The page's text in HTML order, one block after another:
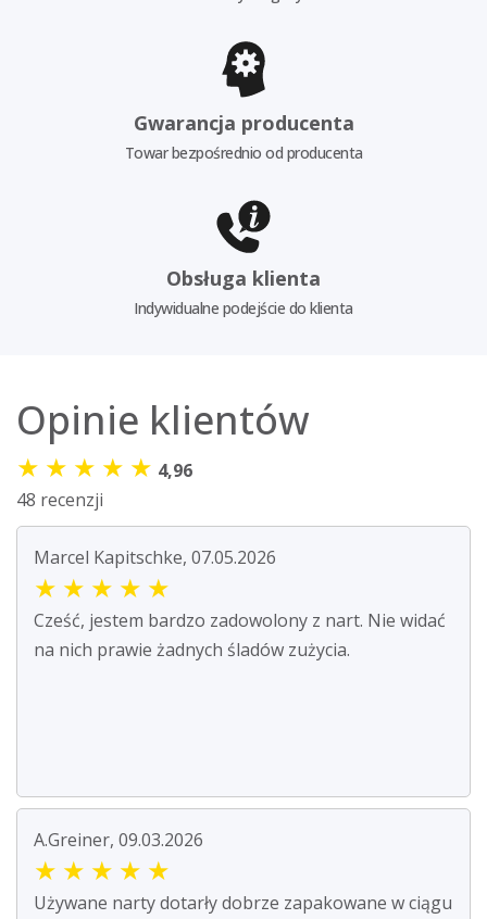
Gwarancja producenta
Towar bezpośrednio od producenta
Obsługa klienta
Indywidualne podejście do klienta
Opinie klientów
★ ★ ★ ★ ★ 4,96
48 recenzji
Marcel Kapitschke, 07.05.2026
★ ★ ★ ★ ★
Cześć, jestem bardzo zadowolony z nart. Nie widać
na nich prawie żadnych śladów zużycia.
A.Greiner, 09.03.2026
★ ★ ★ ★ ★
Używane narty dotarły dobrze zapakowane w ciągu